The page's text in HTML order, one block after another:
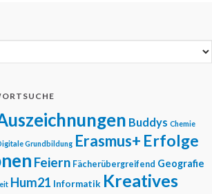
Buddys Chemie
Grundbildung Erasmus+ Erfolge
Feiern Fächerübergreifend Geografie
Hum21 Informatik Kreatives